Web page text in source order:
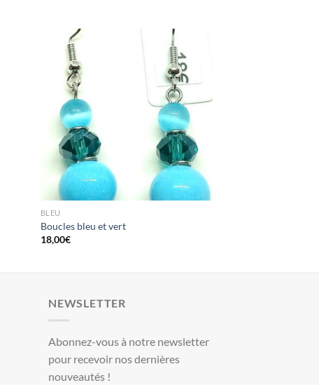
BLEU
Boucles bleu et vert
18,00€
NEWSLETTER
Abonnez-vous à notre newsletter
pour recevoir nos dernières
nouveautés !